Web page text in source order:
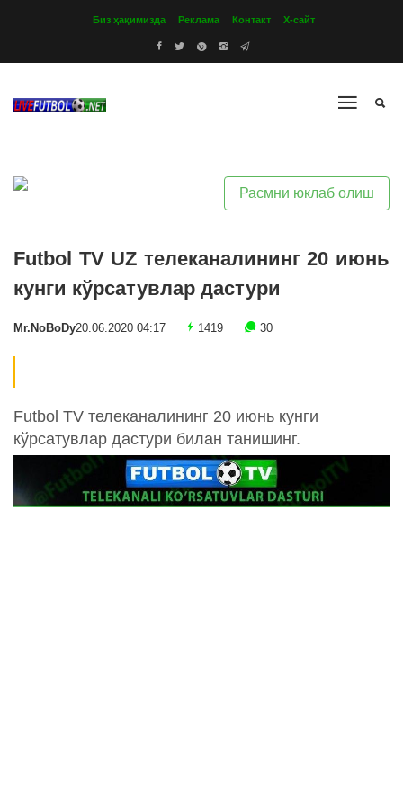
Биз ҳақимизда Реклама Контакт Х-сайт
Расмни юклаб олиш
Futbol TV UZ телеканалининг 20 июнь
кунги кўрсатувлар дастури
Mr.NoBoDy20.06.2020 04:17 1419 30
Futbol TV телеканалининг 20 июнь кунги
кўрсатувлар дастури билан танишинг.